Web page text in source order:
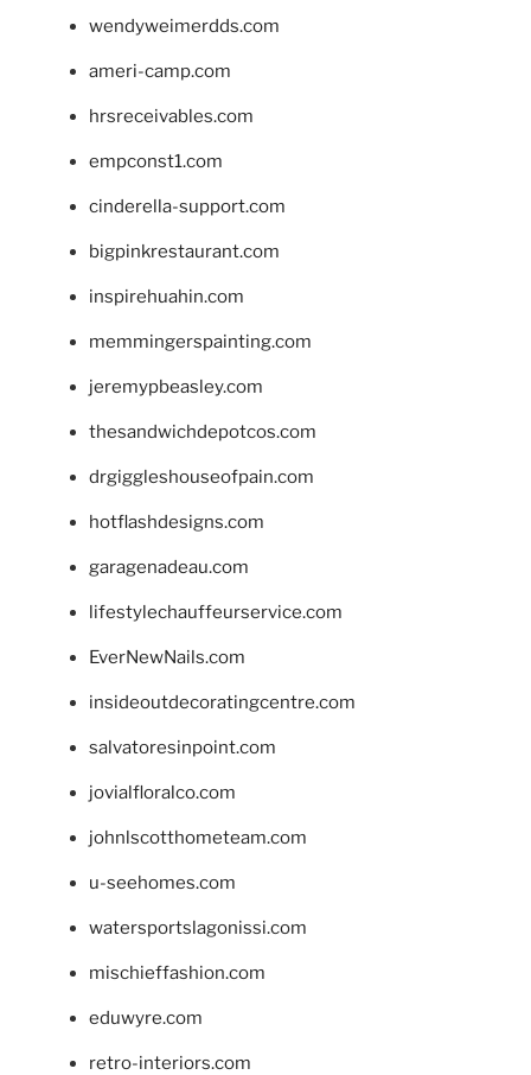
wendyweimerdds.com
ameri-camp.com
hrsreceivables.com
empconst1.com
cinderella-support.com
bigpinkrestaurant.com
inspirehuahin.com
memmingerspainting.com
jeremypbeasley.com
thesandwichdepotcos.com
drgiggleshouseofpain.com
hotflashdesigns.com
garagenadeau.com
lifestylechauffeurservice.com
EverNewNails.com
insideoutdecoratingcentre.com
salvatoresinpoint.com
jovialfloralco.com
johnlscotthometeam.com
u-seehomes.com
watersportslagonissi.com
mischieffashion.com
eduwyre.com
retro-interiors.com